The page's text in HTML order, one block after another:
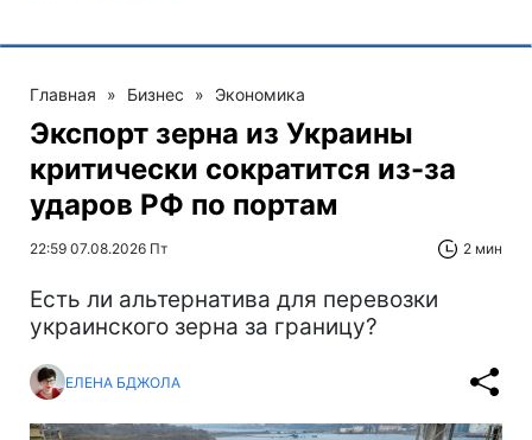
Главная » Бизнес » Экономика
Экспорт зерна из Украины
критически сократится из-за
ударов РФ по портам
22:59 07.08.2026 Пт 2 мин
Есть ли альтернатива для перевозки
украинского зерна за границу?
ЕЛЕНА БДЖОЛА